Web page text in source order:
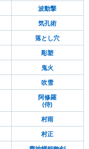
波動撃
気孔術
落とし穴
彫塑
鬼火
吹雪
阿修羅
(侍)
村雨
村正